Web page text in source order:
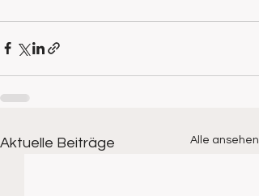
Aktuelle Beiträge Alle ansehen